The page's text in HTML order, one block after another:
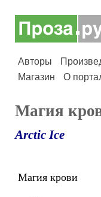
Авторы
Магазин
О
Магия
Arctic Ice
Магия крови